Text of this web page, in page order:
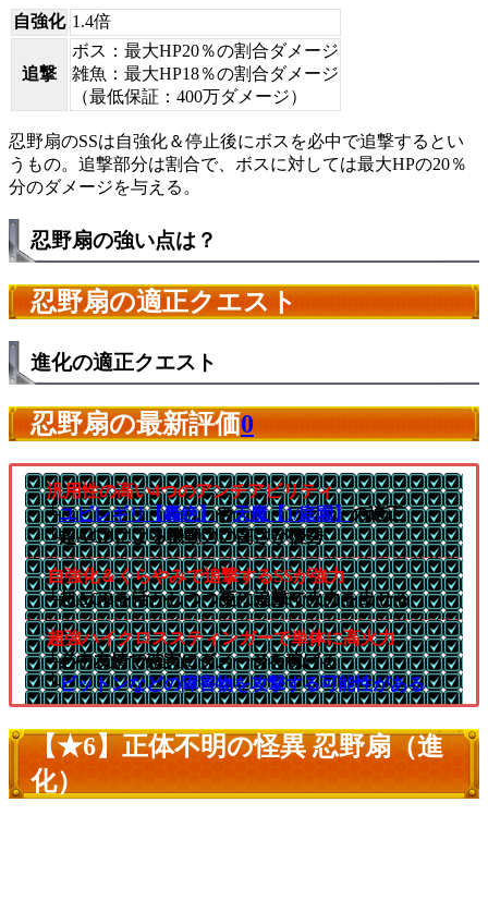
自強化 1.4倍
追撃
ボス：最大HP20％の割合ダメージ
雑魚：最大HP18％の割合ダメージ
（最低保証：400万ダメージ）
忍野扇のSSは自強化＆停止後にボスを必中で追撃するとい
うもの。追撃部分は割合で、ボスに対しては最大HPの20％
分のダメージを与える。
忍野扇の強い点は？
忍野扇の適正クエスト
進化の適正クエスト
忍野扇の最新評価0
汎用性の高い4つのアンチアビリティ
└ユビレギリ【轟絶】や天魔【1/庭園】の適正
└超AGBによる機動力の高さが優秀
自強化＆くらやみで追撃するSSが強力
└超AGBを活かしつつ更に追撃で火力を出せる
超強ハイクロススティンガーで単体に高火力
└必中友情で確実にダメージを稼げる
└ビットンなどの障害物を攻撃する可能性がある
【★6】正体不明の怪異 忍野扇（進
化）